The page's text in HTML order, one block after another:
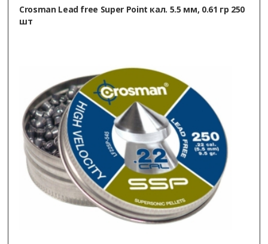
Crosman Lead free Super Point кал. 5.5 мм, 0.61 гр 250
шт